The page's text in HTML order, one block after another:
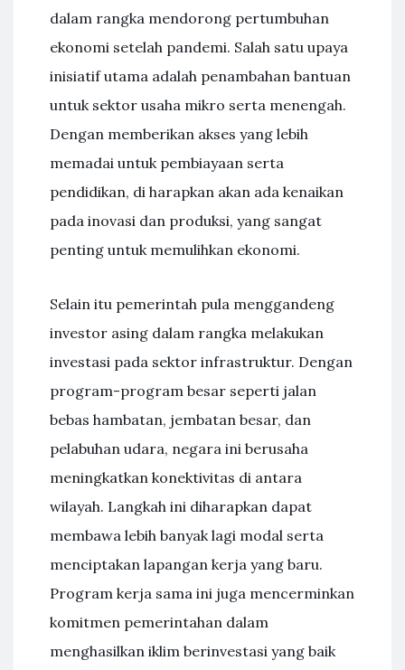
dalam rangka mendorong pertumbuhan
ekonomi setelah pandemi. Salah satu upaya
inisiatif utama adalah penambahan bantuan
untuk sektor usaha mikro serta menengah.
Dengan memberikan akses yang lebih
memadai untuk pembiayaan serta
pendidikan, di harapkan akan ada kenaikan
pada inovasi dan produksi, yang sangat
penting untuk memulihkan ekonomi.
Selain itu pemerintah pula menggandeng
investor asing dalam rangka melakukan
investasi pada sektor infrastruktur. Dengan
program-program besar seperti jalan
bebas hambatan, jembatan besar, dan
pelabuhan udara, negara ini berusaha
meningkatkan konektivitas di antara
wilayah. Langkah ini diharapkan dapat
membawa lebih banyak lagi modal serta
menciptakan lapangan kerja yang baru.
Program kerja sama ini juga mencerminkan
komitmen pemerintahan dalam
menghasilkan iklim berinvestasi yang baik